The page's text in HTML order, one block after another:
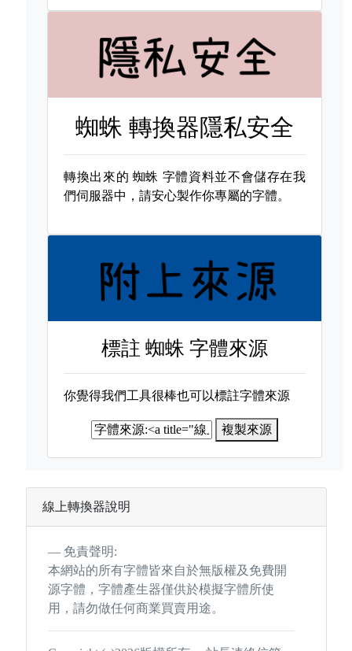
蜘蛛 轉換器隱私安全
轉換出來的 蜘蛛 字體資料並不會儲存在我
們伺服器中，請安心製作你專屬的字體。
標註蜘蛛 字體來源
你覺得我們工具很棒也可以標註字體來源
複製來源
線上轉換器說明
免責聲明:
本網站的所有字體皆來自於無版權及免費開
源字體，字體產生器僅供於模擬字體所使
用，請勿做任何商業買賣用途。